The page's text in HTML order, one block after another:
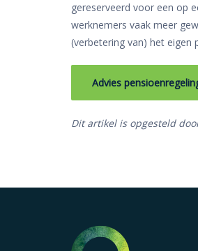
gereserveerd voor een op
werknemers vaak meer
(verbetering van) het eigen
Advies
Dit artikel is opgesteld